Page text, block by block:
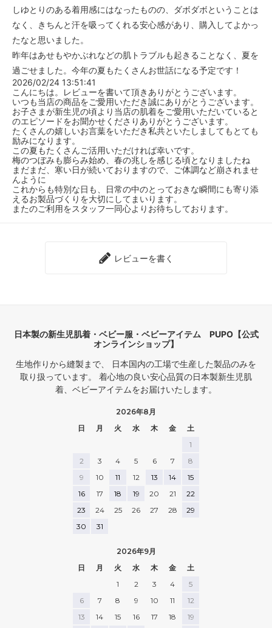
しゆとりのある着用感にはなったものの、ダボダボということは
なく、きちんと汗を吸ってくれる安心感があり、購入してよかっ
たなと思いました。
昨年はあせもやかぶれなどの肌トラブルも起きることなく、夏を
過ごせました。今年の夏もたくさんお世話になる予定です！
2026/02/24 13:51:41
こんにちは。レビューを書いて頂きありがとうございます。
いつも当店の商品をご愛用いただき誠にありがとうございます。
お子さまが新生児の頃より当店の肌着をご愛用いただいていると
のエピソードをお聞かせくださりありがとうございます。
たくさんの嬉しいお言葉をいただき私共といたしましてもとても
励みになります。
この夏もたくさんご活用いただければ幸いです。
梅のつぼみも膨らみ始め、春の兆しを感じる頃となりましたね
まだまだ、寒い日が続いておりますので、ご体調など崩されませ
んように
これからも特別な日も、日常の中のとっておきな瞬間にも寄り添
えるお製品づくりを大切にしてまいります。
またのご利用をスタッフ一同心よりお待ちしております。
レビューを書く
日本製の新生児肌着・ベビー服・ベビーアイテム PUPO【公式
オンラインショップ】
生地作りから縫製まで、 日本国内の工場で生産した製品のみを
取り扱っています。 着心地の良い安心品質の日本製新生児肌
着、ベビーアイテムをお届けいたします。
2026年8月
日
月 火 水 木 金
土
1
2
3 4 5 6 7
8
9
10 11 12 13 14
15
16
17 18 19 20 21
22
23
24 25 26 27 28
29
30
31
2026年9月
日
月 火 水 木 金
土
1
2 3 4
5
6
7 8 9 10 11
12
13
14 15 16 17 18
19